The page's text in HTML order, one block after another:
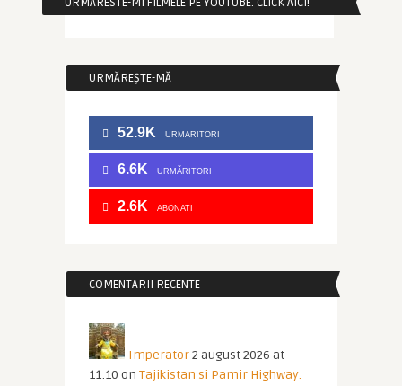
URMĂREȘTE-MĂ
52.9K URMARITORI
6.6K URMĂRITORI
2.6K ABONATI
COMENTARII RECENTE
Imperator2 august 2026 at
11:10 on Tajikistan si Pamir Highway.